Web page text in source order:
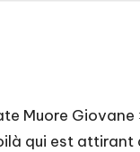
Muore
qui est